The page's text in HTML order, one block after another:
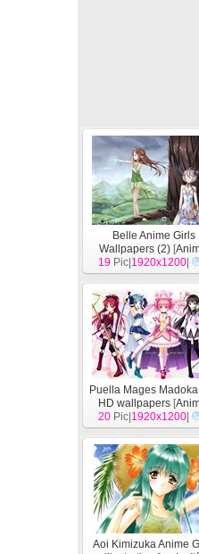
Belle Anime Girls
Wallpapers (2) [
19 Pic| 1920x1200
Puella Mages
HD wallpapers [
20 Pic| 1920x1200
Aoi Kimizuka Anime